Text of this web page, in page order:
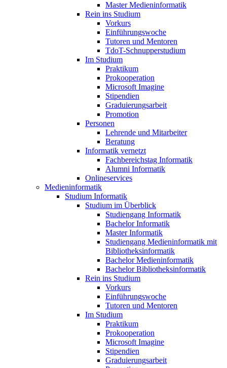
Master Medieninformatik
Rein ins Studium
Vorkurs
Einführungswoche
Tutoren und Mentoren
TdoT-Schnupperstudium
Im Studium
Praktikum
Prokooperation
Microsoft Imagine
Stipendien
Graduierungsarbeit
Promotion
Personen
Lehrende und Mitarbeiter
Beratung
Informatik vernetzt
Fachbereichstag Informatik
Alumni Informatik
Onlineservices
Medieninformatik
Studium Informatik
Studium im Überblick
Studiengang Informatik
Bachelor Informatik
Master Informatik
Studiengang Medieninformatik mit
Bibliotheksinformatik
Bachelor Medieninformatik
Bachelor Bibliotheksinformatik
Rein ins Studium
Vorkurs
Einführungswoche
Tutoren und Mentoren
Im Studium
Praktikum
Prokooperation
Microsoft Imagine
Stipendien
Graduierungsarbeit